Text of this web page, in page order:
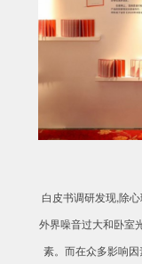
白皮书调研发现,除
外界噪音过大和卧室
素。而在众多影响